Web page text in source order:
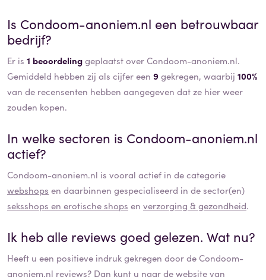
Is Condoom-anoniem.nl een betrouwbaar
bedrijf?
Er is 1 beoordelinggeplaatst over Condoom-anoniem.nl.
Gemiddeld hebben zij als cijfer een 9gekregen, waarbij 100%
van de recensenten hebben aangegeven dat ze hier weer
zouden kopen.
In welke sectoren is Condoom-anoniem.nl
actief?
Condoom-anoniem.nl is vooral actief in de categorie
webshops en daarbinnen gespecialiseerd in de sector(en)
seksshops en erotische shops en verzorging & gezondheid.
Ik heb alle reviews goed gelezen. Wat nu?
Heeft u een positieve indruk gekregen door deCondoom-
anoniem.nl reviews? Dan kunt u naar de website van